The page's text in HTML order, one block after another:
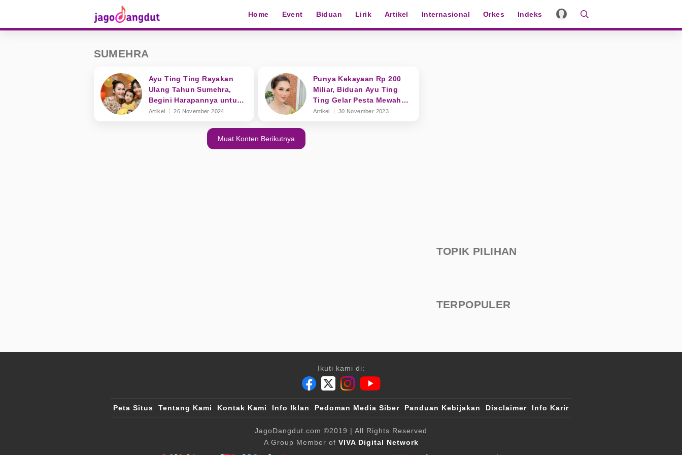
Home Event Biduan Lirik Artikel Internasional Orkes Indeks
SUMEHRA
Ayu Ting Ting Rayakan
Ulang Tahun Sumehra,
Begini Harapannya untuk
Sang Keponakan
Artikel 26 November 2024
Punya Kekayaan Rp 200
Miliar, Biduan Ayu Ting
Ting Gelar Pesta Mewah
Untuk Ultah Keponakan
Artikel 30 November 2023
Muat Konten Berikutnya
TOPIK PILIHAN
TERPOPULER
Ikuti kami di:
Peta Situs Tentang Kami Kontak Kami Info Iklan Pedoman Media Siber Panduan Kebijakan Disclaimer Info Karir
JagoDangdut.com ©2019 | All Rights Reserved
A Group Member of VIVA Digital Network